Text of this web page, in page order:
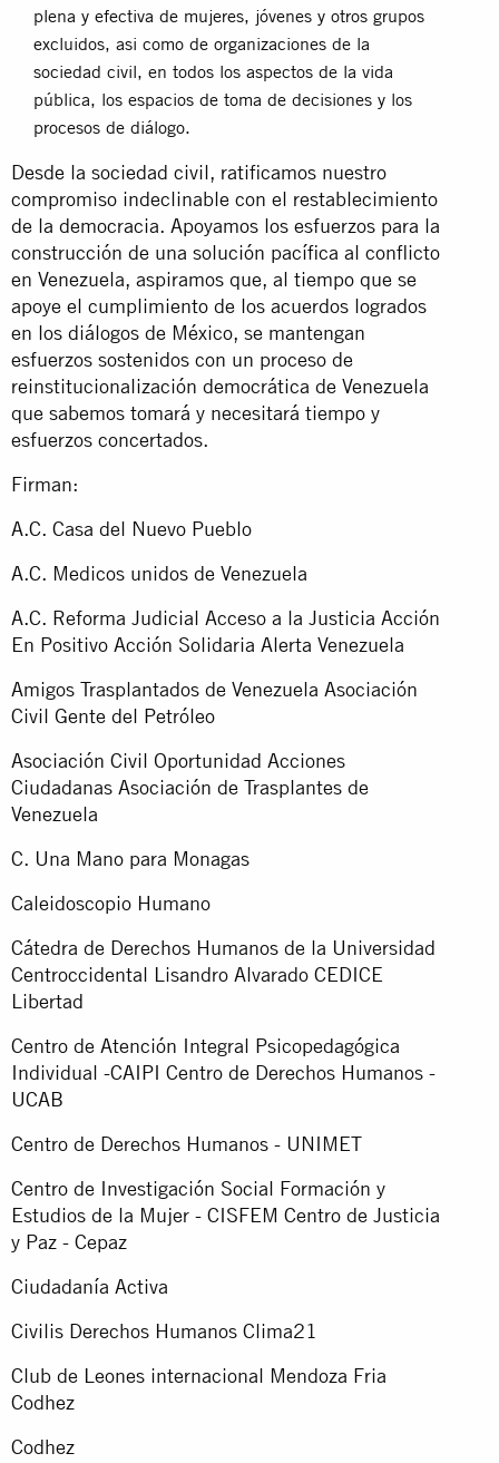
plena y efectiva de mujeres, jóvenes y otros grupos
excluidos, asi como de organizaciones de la
sociedad civil, en todos los aspectos de la vida
pública, los espacios de toma de decisiones y los
procesos de diálogo.
Desde la sociedad civil, ratificamos nuestro
compromiso indeclinable con el restablecimiento
de la democracia. Apoyamos los esfuerzos para la
construcción de una solución pacífica al conflicto
en Venezuela, aspiramos que, al tiempo que se
apoye el cumplimiento de los acuerdos logrados
en los diálogos de México, se mantengan
esfuerzos sostenidos con un proceso de
reinstitucionalización democrática de Venezuela
que sabemos tomará y necesitará tiempo y
esfuerzos concertados.
Firman:
A.C. Casa del Nuevo Pueblo
A.C. Medicos unidos de Venezuela
A.C. Reforma Judicial Acceso a la Justicia Acción
En Positivo Acción Solidaria Alerta Venezuela
Amigos Trasplantados de Venezuela Asociación
Civil Gente del Petróleo
Asociación Civil Oportunidad Acciones
Ciudadanas Asociación de Trasplantes de
Venezuela
C. Una Mano para Monagas
Caleidoscopio Humano
Cátedra de Derechos Humanos de la Universidad
Centroccidental Lisandro Alvarado CEDICE
Libertad
Centro de Atención Integral Psicopedagógica
Individual -CAIPI Centro de Derechos Humanos -
UCAB
Centro de Derechos Humanos - UNIMET
Centro de Investigación Social Formación y
Estudios de la Mujer - CISFEM Centro de Justicia
y Paz - Cepaz
Ciudadanía Activa
Civilis Derechos Humanos Clima21
Club de Leones internacional Mendoza Fria
Codhez
Codhez